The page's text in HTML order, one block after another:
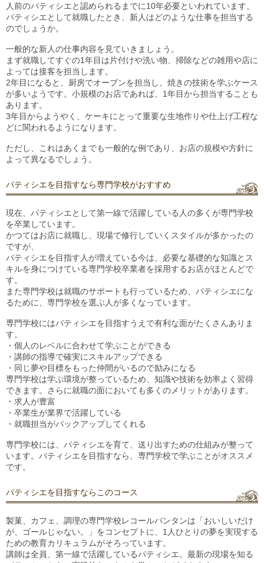
人前のパティシエと認められるまでに10年必要といわれています。
パティシエとして就職したとき、新人はどのような仕事を担当する
のでしょうか。
一般的な新人の仕事内容を見ていきましょう。
まず就職してすぐの1年目は片付けや洗い物、掃除などの雑用や店に
よっては接客を担当します。
2年目になると、厨房でオーブンを担当し、焼きの技術を学ぶケース
が多いようです。小規模のお店であれば、1年目から担当することも
あります。
3年目からようやく、ケーキにとって重要な生地作りや仕上げ工程な
どに関われるようになります。
ただし、これはあくまでも一般的な例であり、お店の規模や方針に
よって異なるでしょう。
パティシエを目指すなら専門学校がおすすめ
現在、パティシエとして第一線で活躍している人の多くが専門学校
を卒業しています。
かつてはお店に就職し、現場で修行していくスタイルが多かったの
ですが、
パティシエを目指す人が増えている今は、必要な基礎的な知識とス
キルを身につけている専門学校卒業者を採用するお店がほとんどで
す。
また専門学校は就職のサポートも行っているため、パティシエにな
るために、専門学校を選ぶ人が多くなっています。
専門学校にはパティシエを目指すうえで有利な面がたくさんありま
す。
・個人のレベルに合わせて学ぶことができる
・講師の指導で確実にスキルアップできる
・同じ夢や目標をもった仲間がいるので励みになる
専門学校は学ぶ環境が整っているため、知識や技術を効率よく習得
できます。さらに就職の面においても多くのメリットがあります。
・求人が豊富
・卒業生が業界で活躍している
・就職担当がバックアップしてくれる
専門学校には、パティシエを育て、送り出すための仕組みが整って
います。パティシエを目指すなら、専門学校で学ぶことがオススメ
です。
パティシエを目指すならこのコース
製菓、カフェ、調理の専門学校レコールバンタンは「おいしいだけ
が、ゴールじゃない。」をコンセプトに、1人ひとりの夢を実現する
ための教育カリキュラムがそろっています。
講師は全員、第一線で活躍しているパティシエ。最新の現場を知る